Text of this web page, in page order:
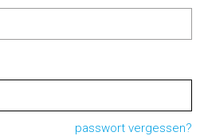
passwort vergessen?